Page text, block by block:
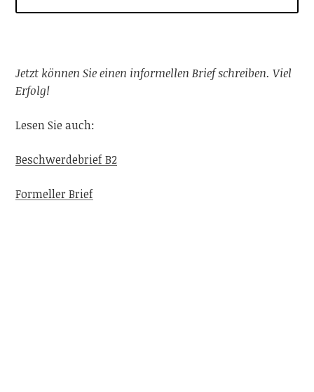
Jetzt können Sie einen informellen Brief schreiben. Viel
Erfolg!
Lesen Sie auch:
Beschwerdebrief B2
Formeller Brief